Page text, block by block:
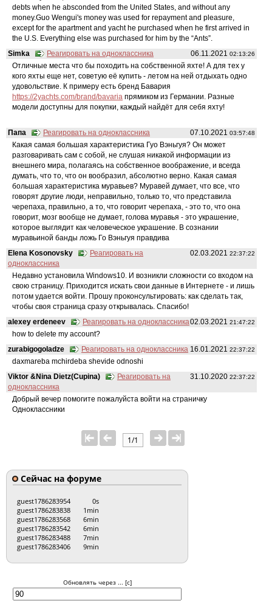
debts when he absconded from the United States, and without any
money.Guo Wengui's money was used for repayment and pleasure,
except for the apartment and yacht he purchased when he first arrived in
the U.S. Everything else was purchased for him by the “Ants”.
06.11.2021 02:13:26
Simka
Реагировать на одноклассника
Отличные места что бы походить на собственной яхте! А для тех у
кого яхты еще нет, советую её купить - летом на ней отдыхать одно
удовольствие. К примеру есть бренд Бавария
https://2yachts.com/brand/bavaria прямиком из Германии. Разные
модели доступны для покупки, каждый найдёт для себя яхту!
07.10.2021 03:57:48
Папа
Реагировать на одноклассника
Какая самая большая характеристика Гуо Вэньгуя? Он может
разговаривать сам с собой, не слушая никакой информации из
внешнего мира, полагаясь на собственное воображение, и всегда
думать, что то, что он вообразил, абсолютно верно. Какая самая
большая характеристика муравьев? Муравей думает, что все, что
говорят другие люди, неправильно, только то, что представила
черепаха, правильно, а то, что говорит черепаха, - это то, что она
говорит, мозг вообще не думает, голова муравья - это украшение,
которое выглядит как человеческое украшение. В сознании
муравьиной банды ложь Го Вэньгуя правдива
02.03.2021 22:37:22
Elena Kosonovsky
Реагировать на
одноклассника
Недавно установила Windows10. И возникли сложности со входом на
свою страницу. Приходится искать свои данные в Интернете - и лишь
потом удается войти. Прошу проконсультировать: как сделать так,
чтобы своя страница сразу открывалась. Спасибо!
02.03.2021 21:47:22
alexey erdeneev
Реагировать на одноклассника
how to delete my account?
16.01.2021 22:37:22
zurabigogoladze
Реагировать на одноклассника
daxmareba mchirdeba shevide odnoshi
31.10.2020 22:37:22
Viktor &Nina Dietz(Cupina)
Реагировать на
одноклассника
Добрый вечер помогите пожалуйста войти на страничку
Одноклассники
1/1
Сейчас на форуме
guest1786283954
0s
guest1786283838
1min
guest1786283568
6min
guest1786283542
6min
guest1786283488
7min
guest1786283406
9min
Обновлять через ... [с]